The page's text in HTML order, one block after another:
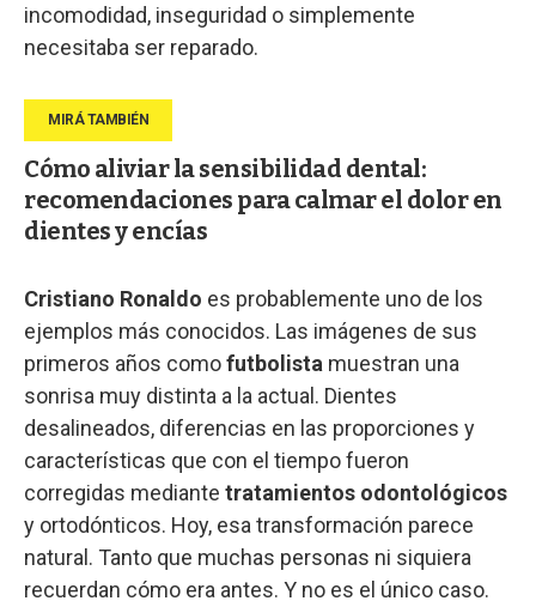
incomodidad, inseguridad o simplemente
necesitaba ser reparado.
Cómo aliviar la sensibilidad dental:
recomendaciones para calmar el dolor en
dientes y encías
Cristiano Ronaldo es probablemente uno de los
ejemplos más conocidos. Las imágenes de sus
primeros años comofutbolista muestran una
sonrisa muy distinta a la actual. Dientes
desalineados, diferencias en las proporciones y
características que con el tiempo fueron
corregidas mediante tratamientos odontológicos
y ortodónticos. Hoy, esa transformación parece
natural. Tanto que muchas personas ni siquiera
recuerdan cómo era antes. Y no es el único caso.